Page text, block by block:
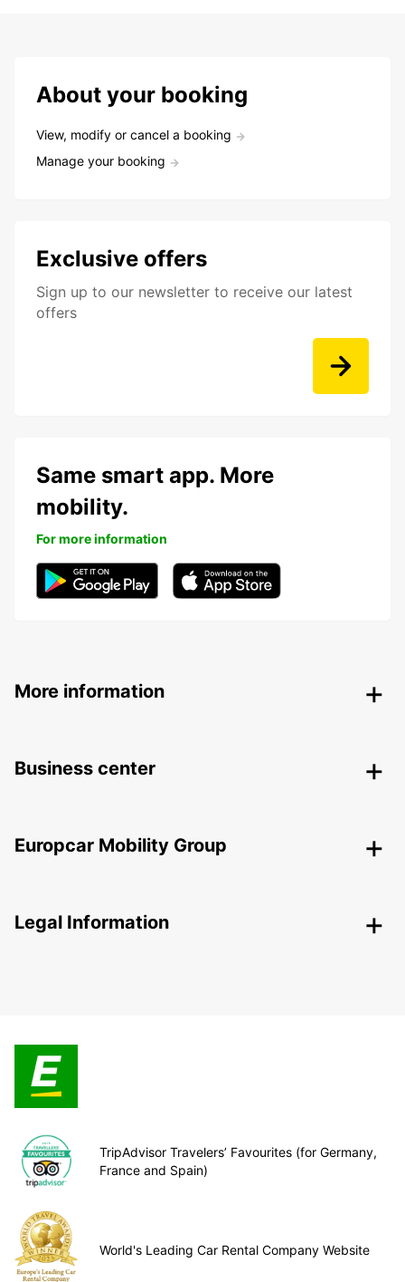
About your booking
View, modify or cancel a booking
Manage your booking
Exclusive offers
Sign up to our newsletter to receive our latest
offers
Same smart app. More
mobility.
For more information
More information
Business center
Europcar Mobility Group
Legal Information
TripAdvisor Travelers’ Favourites (for Germany,
France and Spain)
World's Leading Car Rental Company Website